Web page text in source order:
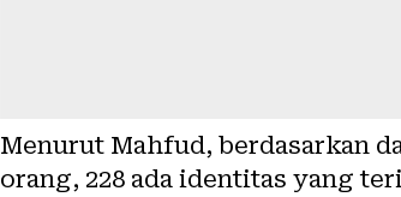
Menurut Mahfud, berdasarkan
orang, 228 ada identitas yang